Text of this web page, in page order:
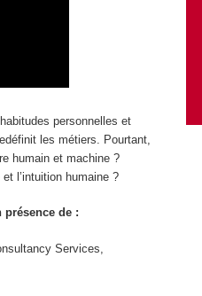
personnelles et
les métiers. Pourtant,
humain et machine ?
l’intuition humaine ?
présence de :
Services,